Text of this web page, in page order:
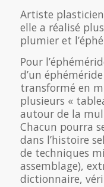
Artiste
elle a réalisé
plumier et
Pour
d’un
transformé en
plusieurs «
autour de la
Chacun pourra
dans l’histoire
de techniques
assemblage),
dictionnaire,